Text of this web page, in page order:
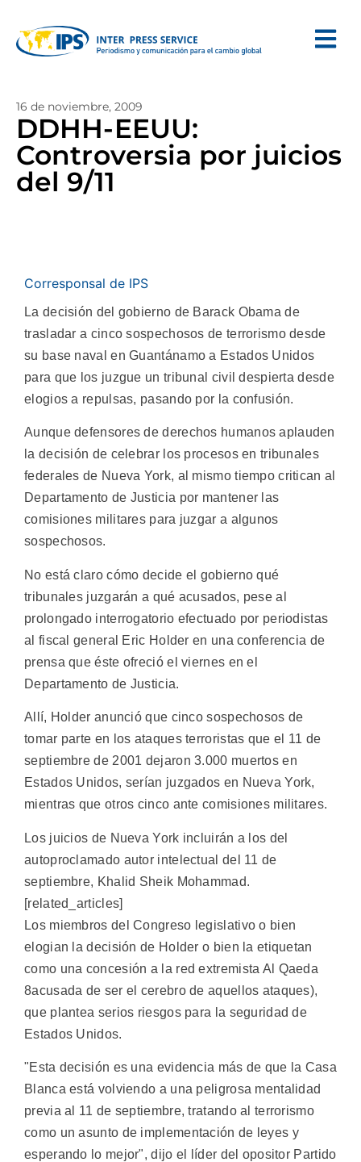
16 de noviembre, 2009
DDHH-EEUU:
Controversia por juicios
del 9/11
Corresponsal de IPS
La decisión del gobierno de Barack Obama de
trasladar a cinco sospechosos de terrorismo desde
su base naval en Guantánamo a Estados Unidos
para que los juzgue un tribunal civil despierta desde
elogios a repulsas, pasando por la confusión.
Aunque defensores de derechos humanos aplauden
la decisión de celebrar los procesos en tribunales
federales de Nueva York, al mismo tiempo critican al
Departamento de Justicia por mantener las
comisiones militares para juzgar a algunos
sospechosos.
No está claro cómo decide el gobierno qué
tribunales juzgarán a qué acusados, pese al
prolongado interrogatorio efectuado por periodistas
al fiscal general Eric Holder en una conferencia de
prensa que éste ofreció el viernes en el
Departamento de Justicia.
Allí, Holder anunció que cinco sospechosos de
tomar parte en los ataques terroristas que el 11 de
septiembre de 2001 dejaron 3.000 muertos en
Estados Unidos, serían juzgados en Nueva York,
mientras que otros cinco ante comisiones militares.
Los juicios de Nueva York incluirán a los del
autoproclamado autor intelectual del 11 de
septiembre, Khalid Sheik Mohammad.
[related_articles]
Los miembros del Congreso legislativo o bien
elogian la decisión de Holder o bien la etiquetan
como una concesión a la red extremista Al Qaeda
8acusada de ser el cerebro de aquellos ataques),
que plantea serios riesgos para la seguridad de
Estados Unidos.
"Esta decisión es una evidencia más de que la Casa
Blanca está volviendo a una peligrosa mentalidad
previa al 11 de septiembre, tratando al terrorismo
como un asunto de implementación de leyes y
esperando lo mejor", dijo el líder del opositor Partido